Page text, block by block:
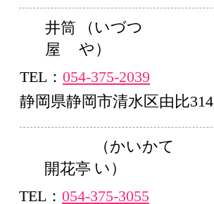
井筒
屋
（いづつ
や）
TEL：054-375-2039
静岡県静岡市清水区由比314
開花亭
（かいかて
い）
TEL： 054-375-3055